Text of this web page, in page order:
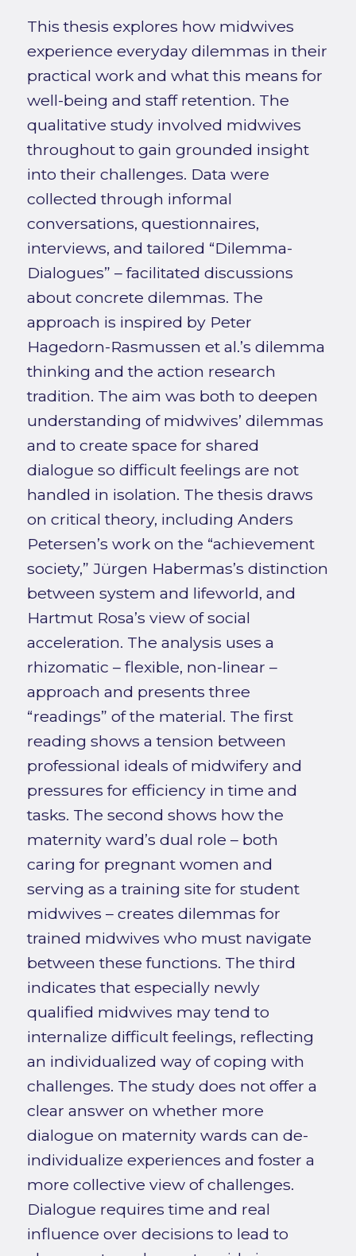
This thesis explores how midwives
experience everyday dilemmas in their
practical work and what this means for
well-being and staff retention. The
qualitative study involved midwives
throughout to gain grounded insight
into their challenges. Data were
collected through informal
conversations, questionnaires,
interviews, and tailored “Dilemma-
Dialogues” – facilitated discussions
about concrete dilemmas. The
approach is inspired by Peter
Hagedorn-Rasmussen et al.’s dilemma
thinking and the action research
tradition. The aim was both to deepen
understanding of midwives’ dilemmas
and to create space for shared
dialogue so difficult feelings are not
handled in isolation. The thesis draws
on critical theory, including Anders
Petersen’s work on the “achievement
society,” Jürgen Habermas’s distinction
between system and lifeworld, and
Hartmut Rosa’s view of social
acceleration. The analysis uses a
rhizomatic – flexible, non-linear –
approach and presents three
“readings” of the material. The first
reading shows a tension between
professional ideals of midwifery and
pressures for efficiency in time and
tasks. The second shows how the
maternity ward’s dual role – both
caring for pregnant women and
serving as a training site for student
midwives – creates dilemmas for
trained midwives who must navigate
between these functions. The third
indicates that especially newly
qualified midwives may tend to
internalize difficult feelings, reflecting
an individualized way of coping with
challenges. The study does not offer a
clear answer on whether more
dialogue on maternity wards can de-
individualize experiences and foster a
more collective view of challenges.
Dialogue requires time and real
influence over decisions to lead to